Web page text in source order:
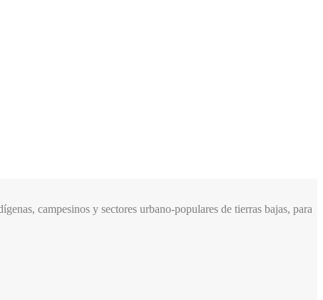
campesinos y sectores urbano-populares de tierras bajas, para